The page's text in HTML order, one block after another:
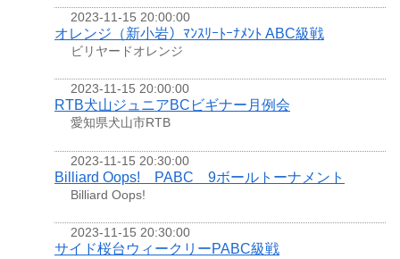
2023-11-15 20:00:00
オレンジ（新小岩）ﾏﾝｽﾘｰﾄｰﾅﾒﾝﾄ ABC級戦
ビリヤードオレンジ
2023-11-15 20:00:00
RTB犬山ジュニアBCビギナー月例会
愛知県犬山市RTB
2023-11-15 20:30:00
Billiard Oops! PABC 9ボールトーナメント
Billiard Oops!
2023-11-15 20:30:00
サイド桜台ウィークリーPABC級戦